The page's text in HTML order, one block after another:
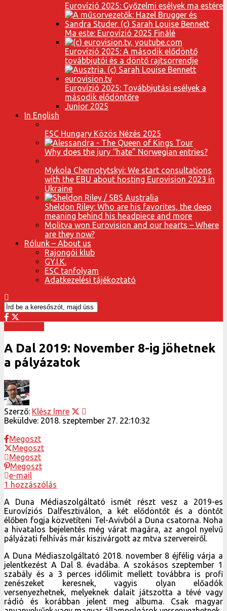
Eurovízió 2025: Győzelmi esélyek ma estére
Ma este: Eurovízió 2025 Finálé
Eurovízió 2025: A második elődöntő
továbbjutói és a döntő rajtsorrendje
Eurovízió 2025: Továbbjutási esélyek a
második elődöntőre
Junior 2025
In English
ESC Hungary Közös Nézés 2025
Why does the jury “hate” Norwegian entries?
Mykola Chernotytskyi: We start consultations
with the EBU about hosting Eurovision 2023 in
Ukraine
Sheldon Riley: Who are his favorites, the deep
meaning behind his headpiece and more
Molitva won Eurovision and our hearts – Where
are they now?
Rólunk – About us
Rajongói klub
GY.I.K.
ESC tanfolyam
Adatkezelési tájékoztató
A Dal 2019: November 8-ig jöhetnek
a pályázatok
Szerző: Klész Imre
Beküldve: 2018. szeptember 27. 22:10:32
Megoszt
Megoszt
Megoszt
Megoszt
e-mail
1 hozzászólás
A Duna Médiaszolgáltató ismét részt vesz a 2019-es
Eurovíziós Dalfesztiválon, a két elődöntőt és a döntőt
élőben fogja közvetíteni Tel-Avivból a Duna csatorna. Noha
a hivatalos bejelentés még várat magára, az angol nyelvű
pályázati felhívás már kiszivárgott az mtva szervereiről.
A Duna Médiaszolgáltató 2018. november 8 éjfélig várja a
jelentkezést A Dal 8. évadába. A szokásos szeptember 1
szabály és a 3 perces időlimit mellett továbbra is profi
zenészeket keresnek, vagyis olyan előadók
versenyezhetnek, melyeknek dalait játszotta a tévé vagy
rádió és korábban jelent meg albuma. Csak magyar